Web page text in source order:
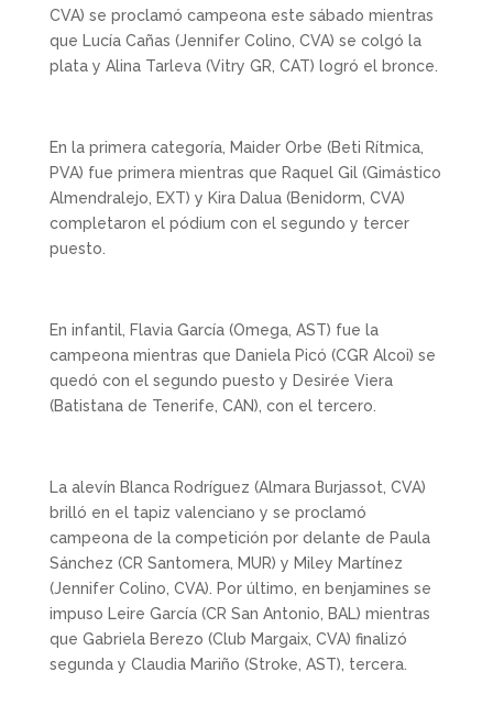
CVA) se proclamó campeona este sábado mientras
que Lucía Cañas (Jennifer Colino, CVA) se colgó la
plata y Alina Tarleva (Vitry GR, CAT) logró el bronce.
En la primera categoría, Maider Orbe (Beti Rítmica,
PVA) fue primera mientras que Raquel Gil (Gimástico
Almendralejo, EXT) y Kira Dalua (Benidorm, CVA)
completaron el pódium con el segundo y tercer
puesto.
En infantil, Flavia García (Omega, AST) fue la
campeona mientras que Daniela Picó (CGR Alcoi) se
quedó con el segundo puesto y Desirée Viera
(Batistana de Tenerife, CAN), con el tercero.
La alevín Blanca Rodríguez (Almara Burjassot, CVA)
brilló en el tapiz valenciano y se proclamó
campeona de la competición por delante de Paula
Sánchez (CR Santomera, MUR) y Miley Martínez
(Jennifer Colino, CVA). Por último, en benjamines se
impuso Leire García (CR San Antonio, BAL) mientras
que Gabriela Berezo (Club Margaix, CVA) finalizó
segunda y Claudia Mariño (Stroke, AST), tercera.